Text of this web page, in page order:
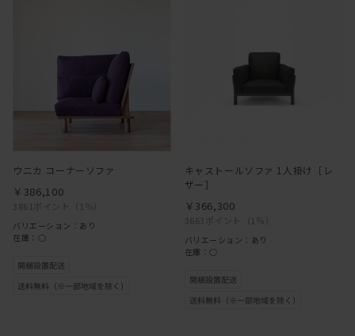
ウニカ コーナーソファ
3861ポイント （1％）
￥386,100
バリエーション：あり
在庫：○
キャストールソファ 1人掛け［レ
ザー］
3663ポイント （1％）
￥366,300
バリエーション：あり
在庫：○